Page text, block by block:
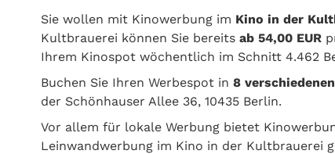
Sie wollen mit Kinowerbung im Kino in der
Kultbrauerei können Sie bereits ab 54,00 EUR
Ihrem Kinospot wöchentlich im Schnitt 4.462
Buchen Sie Ihren Werbespot in 8
der Schönhauser Allee 36, 10435 Berlin.
Vor allem für lokale Werbung bietet
Leinwandwerbung im Kino in der Kultbrauerei